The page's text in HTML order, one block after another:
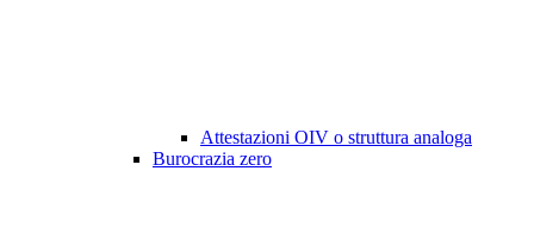
Attestazioni OIV o struttura analoga
Burocrazia zero